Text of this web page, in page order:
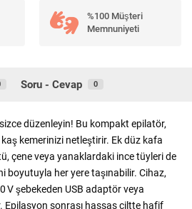
%100 Müşteri
Memnuniyeti
Soru - Cevap 0
düzenleyin! Bu kompakt epilatör,
kemerinizi netleştirir. Ek düz kafa
çene veya yanaklardaki ince tüyleri de
boyutuyla her yere taşınabilir. Cihaz,
V şebekeden USB adaptör veya
Epilasyon sonrası hassas ciltte hafif